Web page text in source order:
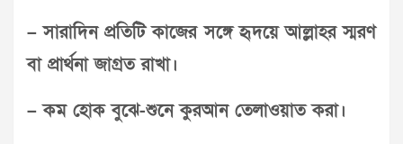
– সারাদিন প্রতিটি কাজের সঙ্গে হৃদয়ে আল্লাহর স্মরণ
বা প্রার্থনা জাগ্রত রাখা।
– কম হোক বুঝে-শুনে কুরআন তেলাওয়াত করা।